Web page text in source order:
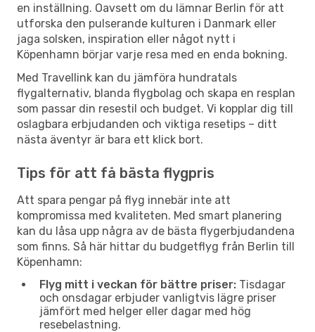
en inställning. Oavsett om du lämnar Berlin för att
utforska den pulserande kulturen i Danmark eller
jaga solsken, inspiration eller något nytt i
Köpenhamn börjar varje resa med en enda bokning.
Med Travellink kan du jämföra hundratals
flygalternativ, blanda flygbolag och skapa en resplan
som passar din resestil och budget. Vi kopplar dig till
oslagbara erbjudanden och viktiga resetips – ditt
nästa äventyr är bara ett klick bort.
Tips för att få bästa flygpris
Att spara pengar på flyg innebär inte att
kompromissa med kvaliteten. Med smart planering
kan du låsa upp några av de bästa flygerbjudandena
som finns. Så här hittar du budgetflyg från Berlin till
Köpenhamn:
Flyg mitt i veckan för bättre priser: Tisdagar
och onsdagar erbjuder vanligtvis lägre priser
jämfört med helger eller dagar med hög
resebelastning.